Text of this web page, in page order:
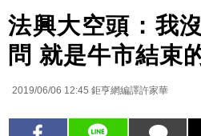
法興大空頭：我
問 就是牛市結束
2019/06/06 12:45 鉅亨網編譯許家華